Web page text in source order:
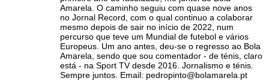
Amarela. O caminho seguiu com quase nove anos
no Jornal Record, com o qual continuo a colaborar
mesmo depois de sair no início de 2022, num
percurso que teve um Mundial de futebol e vários
Europeus. Um ano antes, deu-se o regresso ao Bola
Amarela, sendo que sou comentador - de ténis, claro
está - na Sport TV desde 2016. Jornalismo e ténis.
Sempre juntos. Email: pedropinto@bolamarela.pt